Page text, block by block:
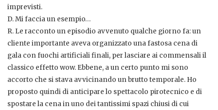
imprevisti.
D. Mi faccia un esempio…
R. Le racconto un episodio avvenuto qualche giorno fa: un
cliente importante aveva organizzato una fastosa cena di
gala con fuochi artificiali finali, per lasciare ai commensali il
classico effetto wow. Ebbene, a un certo punto mi sono
accorto che si stava avvicinando un brutto temporale. Ho
proposto quindi di anticipare lo spettacolo pirotecnico e di
spostare la cena in uno dei tantissimi spazi chiusi di cui